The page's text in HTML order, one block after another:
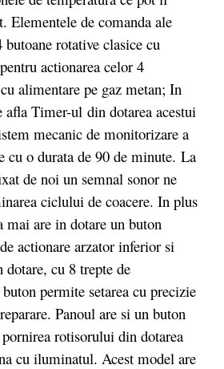
Elementele de comanda ale
rotative clasice cu
actionarea celor 4
alimentare pe gaz metan; In
afla Timer-ul din dotarea acestui
mecanic de monitorizare a
cu o durata de 90 de minute. La
de noi un semnal sonor ne
ciclului de coacere. In plus
mai are in dotare un buton
actionare arzator inferior si
cu 8 trepte de
permite setarea cu precizie
Panoul are si un buton
rotisorului din dotarea
cu iluminatul. Acest model are